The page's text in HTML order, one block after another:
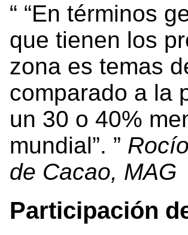
“En términos
que tienen los
zona es temas
comparado a la
un 30 o 40%
mundial”.
de Cacao, MAG
Participación